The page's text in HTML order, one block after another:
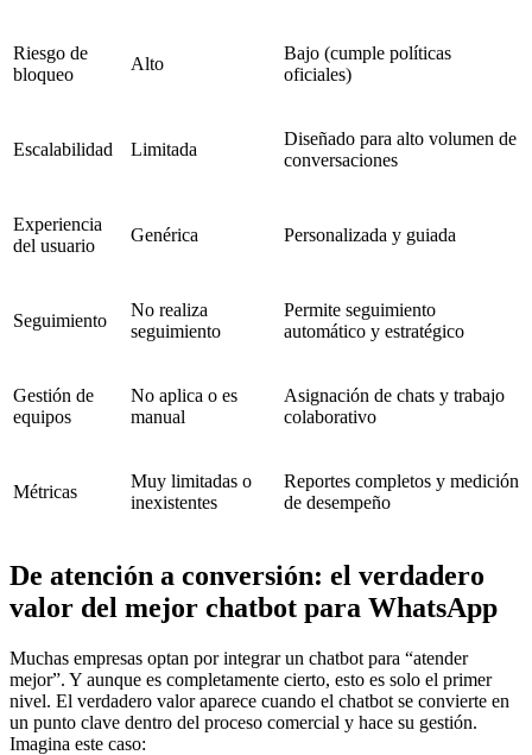
Riesgo de
bloqueo
Alto
Bajo (cumple políticas
oficiales)
Escalabilidad Limitada
Diseñado para alto volumen de
conversaciones
Experiencia
del usuario
Genérica Personalizada y guiada
Seguimiento
No realiza
seguimiento
Permite seguimiento
automático y estratégico
Gestión de
equipos
No aplica o es
manual
Asignación de chats y trabajo
colaborativo
Métricas
Muy limitadas o
inexistentes
Reportes completos y medición
de desempeño
De atención a conversión: el verdadero
valor del mejor chatbot para WhatsApp
Muchas empresas optan por integrar un chatbot para “atender
mejor”. Y aunque es completamente cierto, esto es solo el primer
nivel. El verdadero valor aparece cuando el chatbot se convierte en
un punto clave dentro del proceso comercial y hace su gestión.
Imagina este caso: